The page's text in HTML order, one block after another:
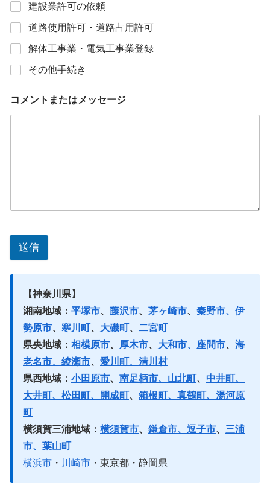
建設業許可の依頼
道路使用許可・道路占用許可
解体工事業・電気工事業登録
その他手続き
コメントまたはメッセージ
送信
【神奈川県】
湘南地域： 平塚市、 藤沢市、 茅ヶ崎市、 秦野市、伊
勢原市、 寒川町、 大磯町、 二宮町
県央地域： 相模原市、 厚木市、 大和市、座間市、 海
老名市、綾瀬市、 愛川町、清川村
県西地域： 小田原市、 南足柄市、山北町、 中井町、
大井町、松田町、開成町、 箱根町、真鶴町、湯河原
町
横須賀三浦地域： 横須賀市、 鎌倉市、逗子市、 三浦
市、葉山町
横浜市 ・ 川崎市 ・東京都・静岡県